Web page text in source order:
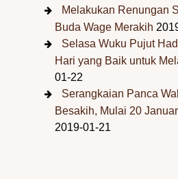
Melakukan Renungan
Buda Wage Merakih
Selasa Wuku Pujut
Hari yang Baik untuk
01-22
Serangkaian Panca
Besakih, Mulai 20
2019-01-21